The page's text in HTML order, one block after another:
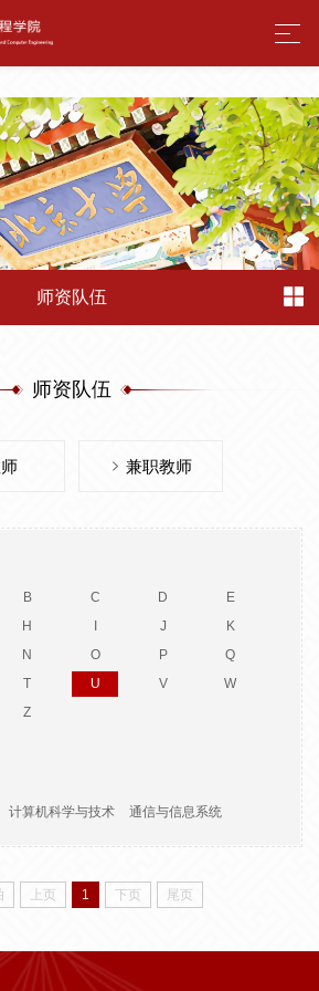
师资队伍
师资队伍
兼职教师
B C D
E
H J
K
N O P
Q
T U V
W
Z
计算机科学与技术 通信与信息系统
上页 1 下页 尾页